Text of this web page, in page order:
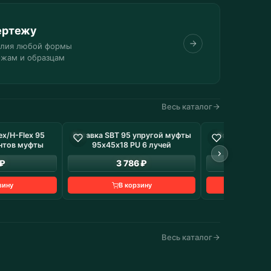
любой формы
и образцам
Весь каталог
наличие: 16 шт
Н-Flex 95
муфты
В наличие: 4 шт
Вставка SBT 95 упругой муфты
95х45х18 PU 6 лучей
3 786 ₽
В корзину
Ролик Анти-
Весь каталог
Конвейеры и линии